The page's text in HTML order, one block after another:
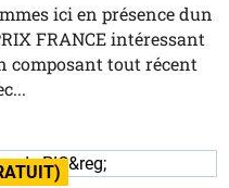
ici en présence dun
FRANCE intéressant
composant tout récent